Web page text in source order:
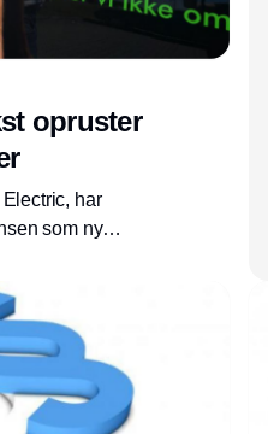
opruster
har
som ny
50
de daglige